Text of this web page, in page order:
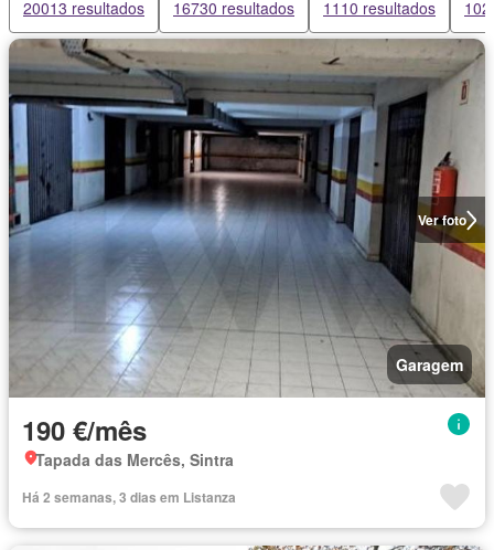
20013 resultados 16730 resultados 1110 resultados
Ver foto
Garagem
190 €/mês
Tapada das Mercês, Sintra
Há 2 semanas, 3 dias em Listanza